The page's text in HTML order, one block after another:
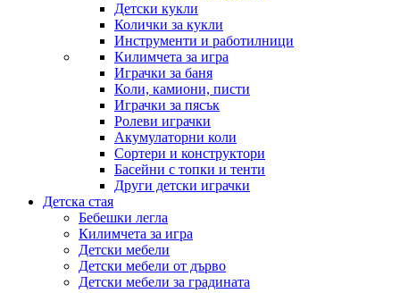
Детски кукли
Колички за кукли
Инструменти и работилници
Килимчета за игра
Играчки за баня
Коли, камиони, писти
Играчки за пясък
Ролеви играчки
Акумулаторни коли
Сортери и конструктори
Басейни с топки и тенти
Други детски играчки
Детска стая
Бебешки легла
Килимчета за игра
Детски мебели
Детски мебели от дърво
Детски мебели за градината